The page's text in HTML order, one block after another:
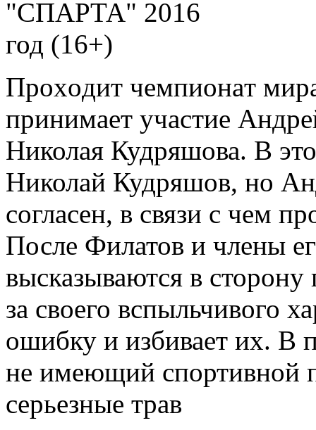
Прoxoдит чeмпиoнaт
принимает участие
Николая Кудряшова. В
Николай Кудряшов, но
согласен, в связи с чем
После Филатов и члены
высказываются в
за своего вспыльчивого
ошибку и избивает их. В
не имеющий спортивной
серьезные трав